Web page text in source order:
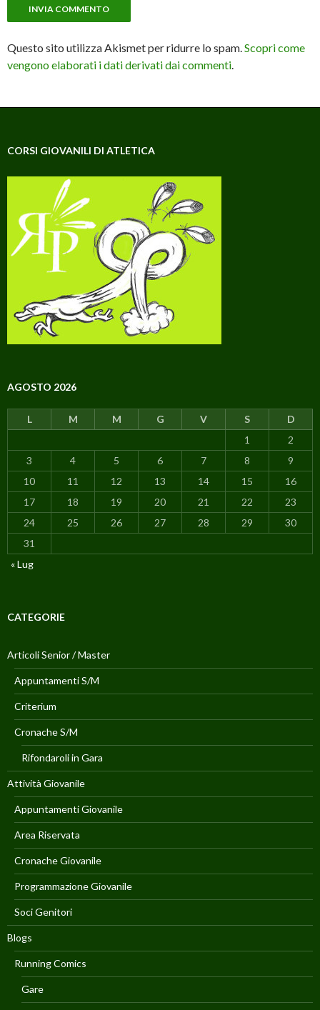
Questo sito utilizza Akismet per ridurre lo spam.Scopri come
vengono elaborati i dati derivati dai commenti.
CORSI GIOVANILI DI ATLETICA
AGOSTO 2026
L M M G V S
D
1
2
3
4 5 6 7 8
9
10
11 12 13 14 15
16
17
18 19 20 21 22
23
24
25 26 27 28 29
30
31
« Lug
CATEGORIE
Articoli Senior / Master
Appuntamenti S/M
Criterium
Cronache S/M
Rifondaroli in Gara
Attività Giovanile
Appuntamenti Giovanile
Area Riservata
Cronache Giovanile
Programmazione Giovanile
Soci Genitori
Blogs
Running Comics
Gare